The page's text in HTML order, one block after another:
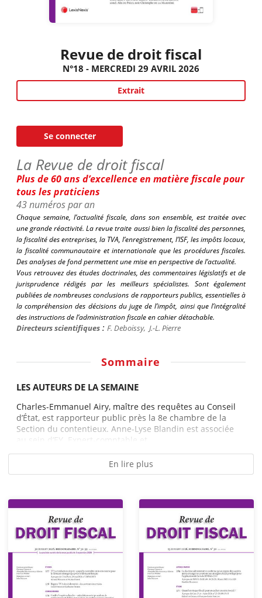
Revue de droit fiscal
N°18 - MERCREDI 29 AVRIL 2026
Extrait
Se connecter
La Revue de droit fiscal
Plus de 60 ans d’excellence en matière fiscale pour
tous les praticiens
43 numéros par an
Chaque semaine, l’actualité fiscale, dans son ensemble, est traitée avec
une grande réactivité. La revue traite aussi bien la fiscalité des personnes,
la fiscalité des entreprises, la TVA, l’enregistrement, l’ISF, les impôts locaux,
la fiscalité communautaire et internationale que les procédures fiscales.
Des analyses de fond permettent une mise en perspective de l’actualité.
Vous retrouvez des études doctrinales, des commentaires législatifs et de
jurisprudence rédigés par les meilleurs spécialistes. Sont également
publiées de nombreuses conclusions de rapporteurs publics, essentielles à
la compréhension des décisions du juge de l’impôt, ainsi que l’intégralité
des instructions de l’administration fiscale en cahier détachable.
Directeurs scientifiques : F. Deboissy, J.-L. Pierre
Sommaire
LES AUTEURS DE LA SEMAINE
Charles-Emmanuel Airy, maître des requêtes au Conseil
d’État, est rapporteur public près la 8e chambre de la
Section du contentieux. Anne-Lyse Blandin est associée
au sein d’EY. Expert-comptable et...
En lire plus